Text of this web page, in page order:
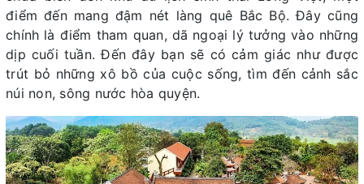
điểm đến mang đậm nét làng quê Bắc Bộ. Đây cũng
chính là điểm tham quan, dã ngoại lý tưởng vào những
dịp cuối tuần. Đến đây bạn sẽ có cảm giác như được
trút bỏ những xô bồ của cuộc sống, tìm đến cảnh sắc
núi non, sông nước hòa quyện.